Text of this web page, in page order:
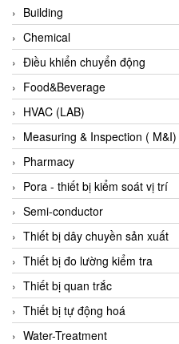
Dosing Pump
DR. NEUMANN Peltier-Technik
Driesen Kern
Dropsa Vietnam
Druck
DSTI
DUCATI
Duclean
Dukin Besko
Dunkermotoren
Durag
Dwyer
DYH
Building
Chemical
Điều khiển chuyển động
Food&Beverage
HVAC (LAB)
Measuring & Inspection ( M&I)
Pharmacy
Pora - thiết bị kiểm soát vị trí
Semi-conductor
Thiết bị dây chuyền sản xuất
Thiết bị đo lường kiểm tra
Thiết bị quan trắc
Thiết bị tự động hoá
Water-Treatment